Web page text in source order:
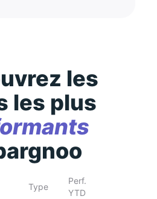
les
les plus
Type
Perf.
YTD